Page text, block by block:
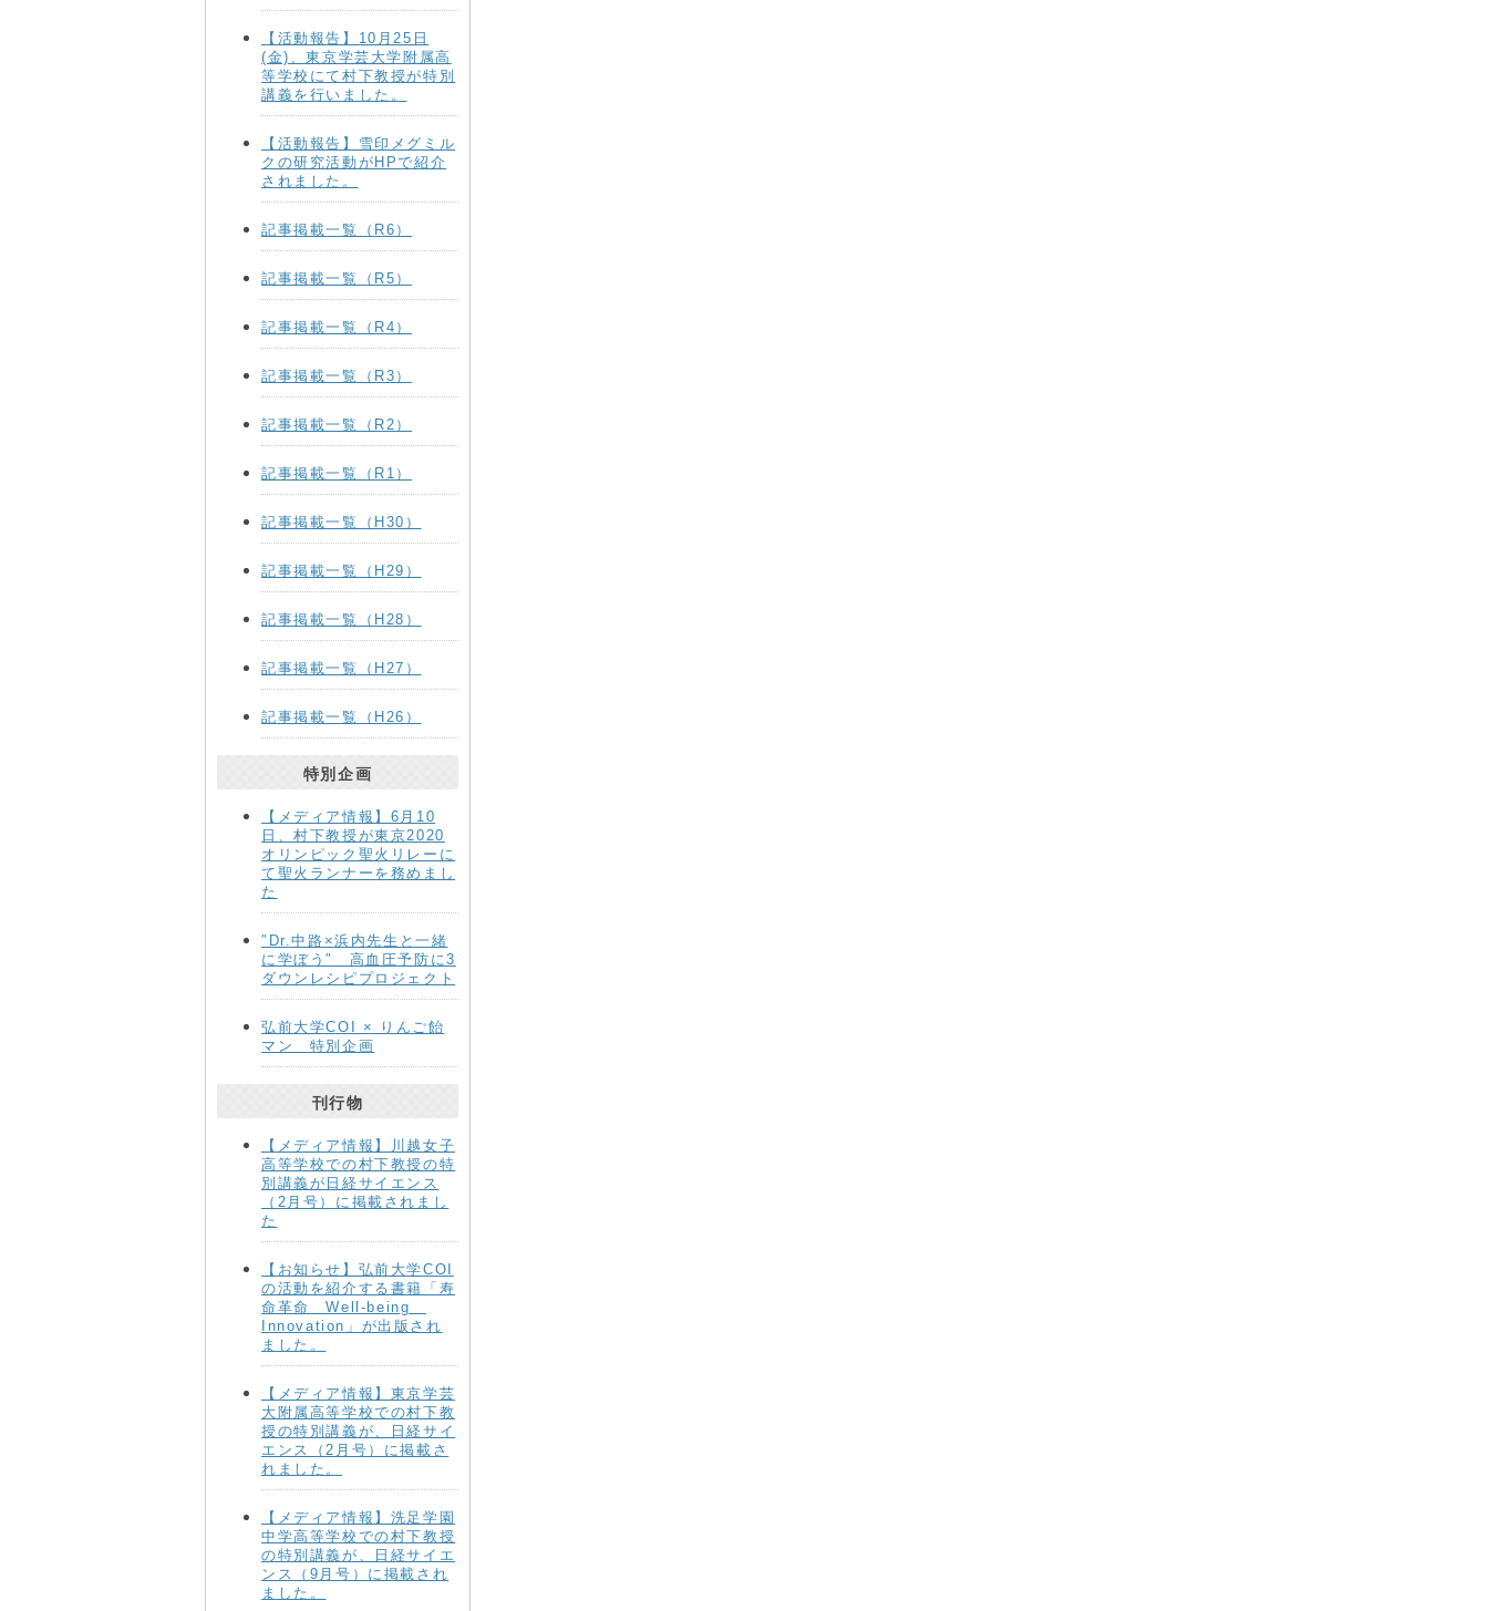
【活動報告】10月25日
(金)、東京学芸大学附属高
等学校にて村下教授が特別
講義を行いました。
【活動報告】雪印メグミル
クの研究活動がHPで紹介
されました。
記事掲載一覧（R6）
記事掲載一覧（R5）
記事掲載一覧（R4）
記事掲載一覧（R3）
記事掲載一覧（R2）
記事掲載一覧（R1）
記事掲載一覧（H30）
記事掲載一覧（H29）
記事掲載一覧（H28）
記事掲載一覧（H27）
記事掲載一覧（H26）
特別企画
【メディア情報】6月10
日、村下教授が東京2020
オリンピック聖火リレーに
て聖火ランナーを務めまし
た
″Dr.中路×浜内先生と一緒
に学ぼう″ 高血圧予防に3
ダウンレシピプロジェクト
弘前大学COI × りんご飴
マン 特別企画
刊行物
【メディア情報】川越女子
高等学校での村下教授の特
別講義が日経サイエンス
（2月号）に掲載されまし
た
【お知らせ】弘前大学COI
の活動を紹介する書籍「寿
命革命 Well-being
Innovation」が出版され
ました。
【メディア情報】東京学芸
大附属高等学校での村下教
授の特別講義が、日経サイ
エンス（2月号）に掲載さ
れました。
【メディア情報】洗足学園
中学高等学校での村下教授
の特別講義が、日経サイエ
ンス（9月号）に掲載され
ました。